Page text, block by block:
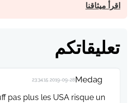
اقرأ ميثاقنا
تعليقاتكم
Medag
2019-09-28 23:34:15
pas plus les USA risque un